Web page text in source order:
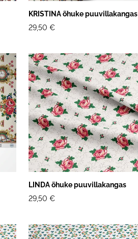
KRISTINA õhuke puuvillakangas
29,50 €
LINDA õhuke puuvillakangas
29,50 €